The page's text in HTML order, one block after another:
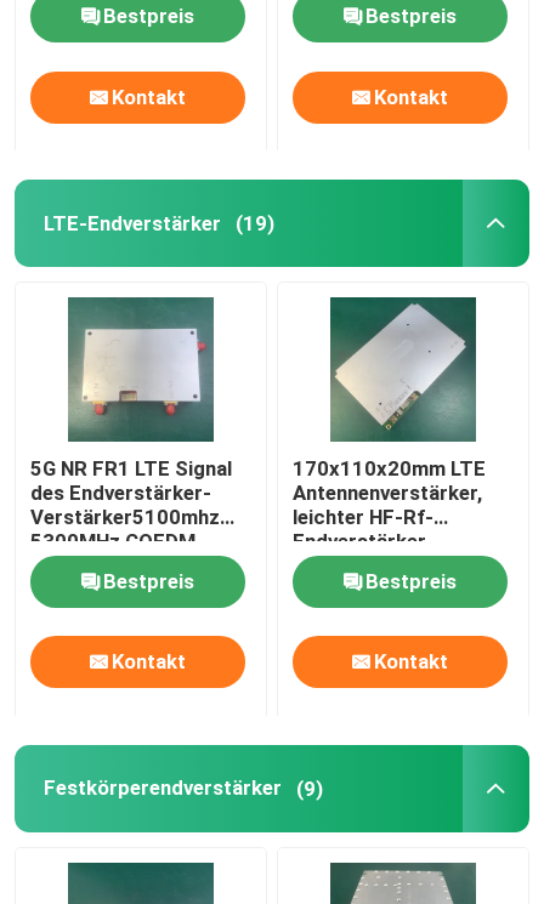
Startseite
Produkte
Über uns
Fabrik Tour
Qualitätskontrolle
Bestpreis
Kontakt
Bestpreis
Kontakt
LTE-Endverstärker (19)
5G NR FR1 LTE Signal
des Endverstärker-
Verstärker5100mhz
5300MHz COFDM
Bestpreis
Kontakt
170x110x20mm LTE
Antennenverstärker,
leichter HF-Rf-
Endverstärker
Bestpreis
Kontakt
Festkörperendverstärker (9)